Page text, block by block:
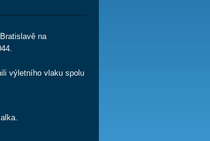
na
výletního vlaku spolu